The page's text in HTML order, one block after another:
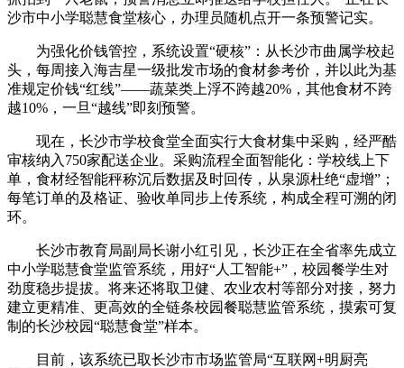
沙市中小学聪慧食堂核心，办理员随机点开一条预警记实。
为强化价钱管控，系统设置“硬核”：从长沙市曲属学校起
头，每周接入海吉星一级批发市场的食材参考价，并以此为基
准规定价钱“红线”——蔬菜类上浮不跨越20%，其他食材不跨
越10%，一旦“越线”即刻预警。
现在，长沙市学校食堂全面实行大食材集中采购，经严酷
审核纳入750家配送企业。采购流程全面智能化：学校线上下
单，食材经智能秤称沉后数据及时回传，从泉源杜绝“虚增”；
每笔订单的及格证、验收单同步上传系统，构成全程可溯的闭
环。
长沙市教育局副局长谢小红引见，长沙正在全省率先成立
中小学聪慧食堂监管系统，用好“人工智能+”，校园餐学生对
劲度稳步提拔。将来还将取卫健、农业农村等部分对接，努力
建立更精准、更高效的全链条校园餐聪慧监管系统，摸索可复
制的长沙校园“聪慧食堂”样本。
目前，该系统已取长沙市市场监管局“互联网+明厨亮